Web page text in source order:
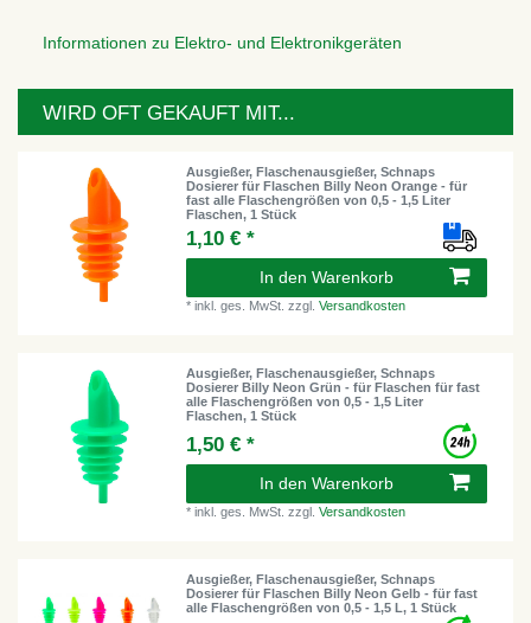
Informationen zu Elektro- und Elektronikgeräten
WIRD OFT GEKAUFT MIT...
Ausgießer, Flaschenausgießer, Schnaps
Dosierer für Flaschen Billy Neon Orange - für
fast alle Flaschengrößen von 0,5 - 1,5 Liter
Flaschen, 1 Stück
1,10 € *
In den Warenkorb
*inkl. ges. MwSt. zzgl.Versandkosten
Ausgießer, Flaschenausgießer, Schnaps
Dosierer Billy Neon Grün - für Flaschen für fast
alle Flaschengrößen von 0,5 - 1,5 Liter
Flaschen, 1 Stück
1,50 € *
In den Warenkorb
*inkl. ges. MwSt. zzgl.Versandkosten
Ausgießer, Flaschenausgießer, Schnaps
Dosierer für Flaschen Billy Neon Gelb - für fast
alle Flaschengrößen von 0,5 - 1,5 L, 1 Stück